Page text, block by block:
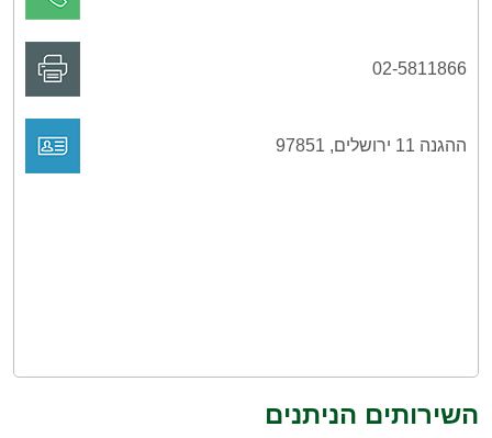
02-5811866
ההגנה 11 ירושלים, 97851
השירותים הניתנים